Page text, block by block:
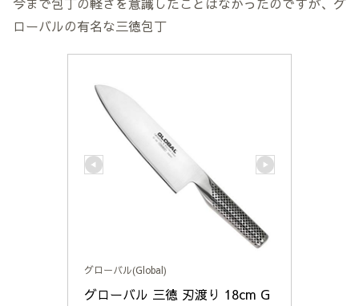
ローバルの有名な三徳包丁
グローバル(Global)
グローバル 三徳 刃渡り 18cm G